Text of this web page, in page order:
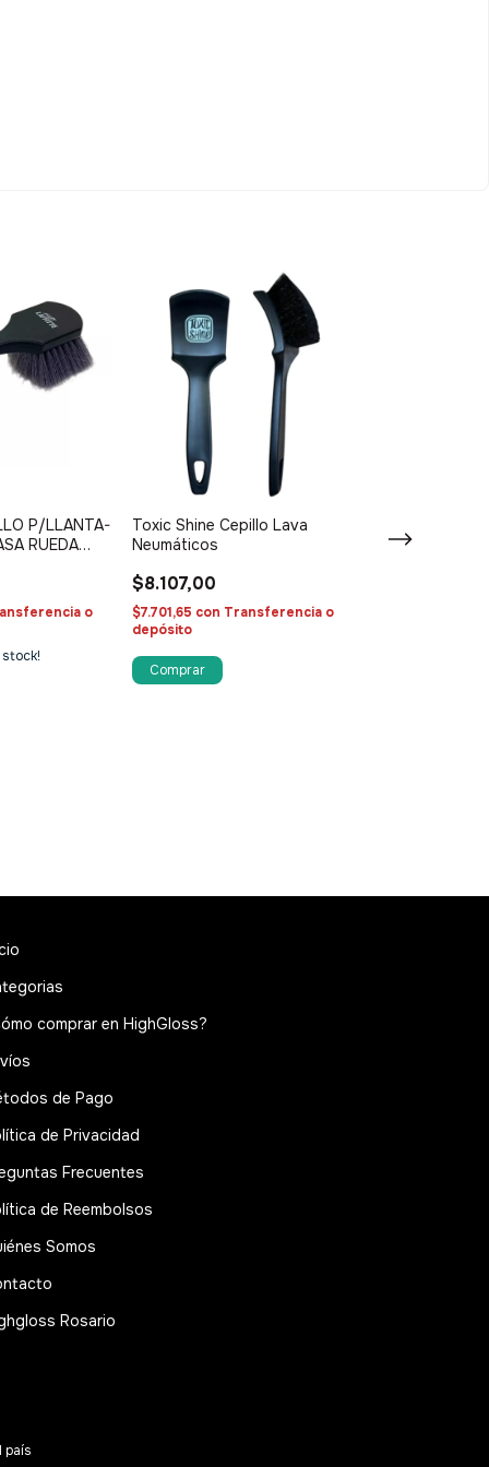
P/LLANTA-
RUEDA
o
stock!
Toxic Shine Cepillo Lava
Neumáticos
$8.107,00
$7.701,65 con Transferencia o
depósito
comprar en HighGloss?
de Pago
de Privacidad
Frecuentes
de Reembolsos
Somos
Rosario
país